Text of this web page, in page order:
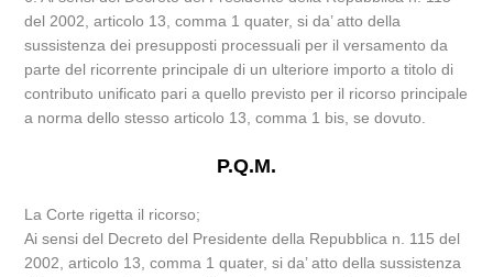
del 2002, articolo 13, comma 1 quater, si da’ atto della
sussistenza dei presupposti processuali per il versamento da
parte del ricorrente principale di un ulteriore importo a titolo di
contributo unificato pari a quello previsto per il ricorso principale
a norma dello stesso articolo 13, comma 1 bis, se dovuto.
P.Q.M.
La Corte rigetta il ricorso;
Ai sensi del Decreto del Presidente della Repubblica n. 115 del
2002, articolo 13, comma 1 quater, si da’ atto della sussistenza